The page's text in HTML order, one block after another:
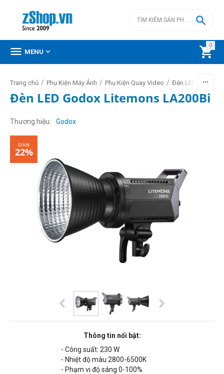
0


 MENU 
Trang chủ / Phụ Kiện Máy Ảnh / Phụ Kiện Quay Video / Đèn LED video
Đèn LED Godox Litemons LA200Bi
Thương hiệu Godox
22%
Thông tin nổi bật:
- Công suất: 230 W
- Nhiệt độ màu 2800-6500K
- Phạm vi độ sáng 0-100%